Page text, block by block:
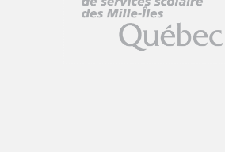
HABILETÉS TECHNOLOGIQUES